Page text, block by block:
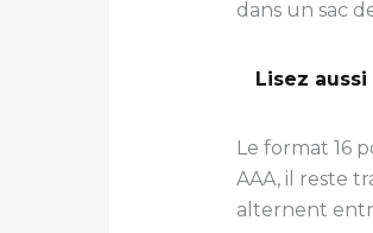
dans un sac
Lisez aussi
Le format 16
AAA, il reste
alternent